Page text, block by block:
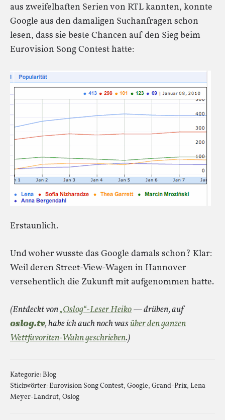
aus zweifelhaften Serien von RTL kannten, konnte
Google aus den damaligen Suchanfragen schon
lesen, dass sie beste Chancen auf den Sieg beim
Eurovision Song Contest hatte:
Erstaunlich.
Und woher wusste das Google damals schon? Klar:
Weil deren Street-View-Wagen in Hannover
versehentlich die Zukunft mit aufgenommen hatte.
(Entdeckt von„Oslog“-Leser Heiko— drüben, auf
oslog.tv, habe ich auch noch wasüber den ganzen
Wettfavoriten-Wahn geschrieben.)
Kategorie:Blog
Stichwörter:Eurovision Song Contest, Google, Grand-Prix, Lena
Meyer-Landrut, Oslog